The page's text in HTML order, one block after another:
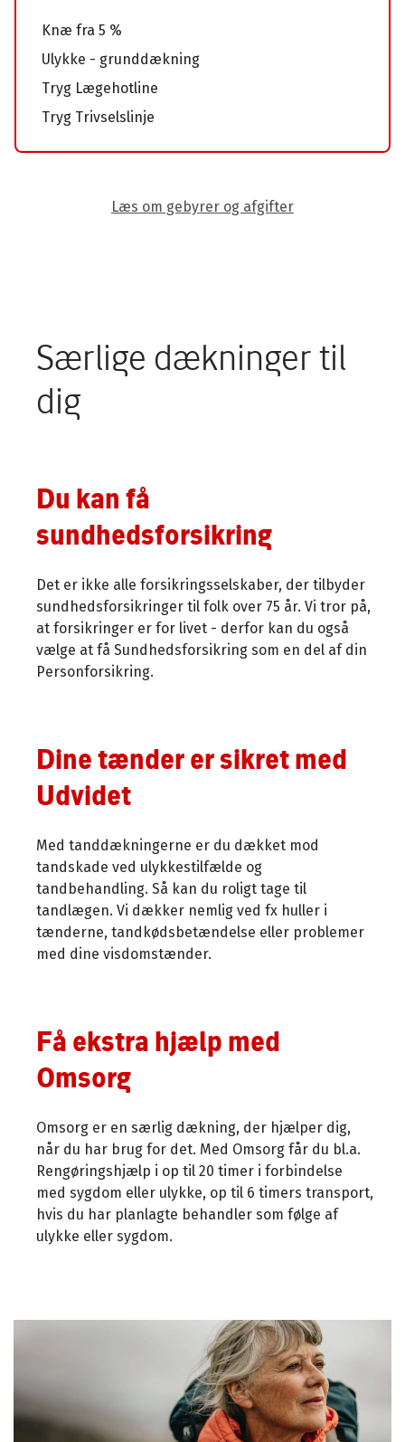
Knæ fra 5 %
Ulykke - grunddækning
Tryg Lægehotline
Tryg Trivselslinje
Læs om gebyrer og afgifter
Særlige dækninger til
dig
Du kan få
sundhedsforsikring
Det er ikke alle forsikringsselskaber, der tilbyder
sundhedsforsikringer til folk over 75 år. Vi tror på,
at forsikringer er for livet - derfor kan du også
vælge at få Sundhedsforsikring som en del af din
Personforsikring.
Dine tænder er sikret med
Udvidet
Med tanddækningerne er du dækket mod
tandskade ved ulykkestilfælde og
tandbehandling. Så kan du roligt tage til
tandlægen. Vi dækker nemlig ved fx huller i
tænderne, tandkødsbetændelse eller problemer
med dine visdomstænder.
Få ekstra hjælp med
Omsorg
Omsorg er en særlig dækning, der hjælper dig,
når du har brug for det. Med Omsorg får du bl.a.
Rengøringshjælp i op til 20 timer i forbindelse
med sygdom eller ulykke, op til 6 timers transport,
hvis du har planlagte behandler som følge af
ulykke eller sygdom.